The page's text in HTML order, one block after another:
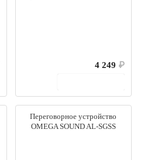
4 249 ₽
Переговорное устройство
OMEGA SOUND AL-SGSS